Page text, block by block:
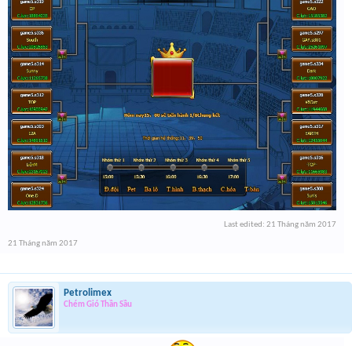
Last edited: 21 Tháng năm 2017
21 Tháng năm 2017
Petrolimex
Chém Gió Thần Sầu